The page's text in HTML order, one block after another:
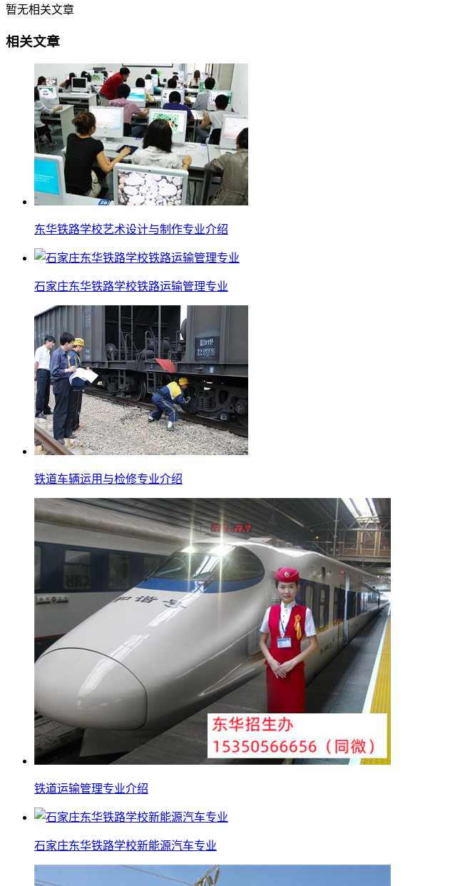
暂无相关文章
相关文章
东华铁路学校艺术设计与制作专业介绍
石家庄东华铁路学校铁路运输管理专业
铁道车辆运用与检修专业介绍
铁道运输管理专业介绍
石家庄东华铁路学校新能源汽车专业